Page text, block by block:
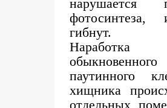
нарушается
гибнут.
Наработка
обыкновенного
паутинного
хищника
отдельных